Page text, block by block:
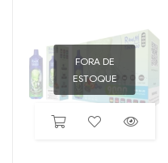
FORA DE
ESTOQUE